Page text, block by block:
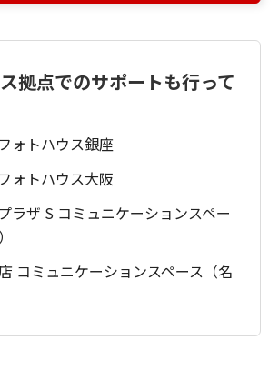
拠点でのサポートも行って
ォトハウス銀座
ォトハウス大阪
ラザ S コミュニケーションスペー
コミュニケーションスペース（名